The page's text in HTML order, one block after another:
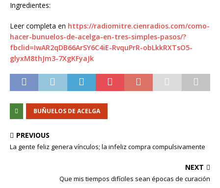
Ingredientes:
Leer completa en https://radiomitre.cienradios.com/como-
hacer-bunuelos-de-acelga-en-tres-simples-pasos/?
fbclid=IwAR2qDB66ArSY6C4iE-RvquPrR-obLkkRXTsO5-
glyxM8thJm3-7XgKFyaJk
BUÑUELOS DE ACELGA
PREVIOUS
La gente feliz genera vínculos; la infeliz compra compulsivamente
NEXT
Que mis tiempos difíciles sean épocas de curación